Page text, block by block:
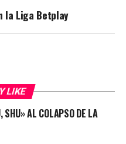
la Liga Betplay
LIKE
SHU» AL COLAPSO DE LA